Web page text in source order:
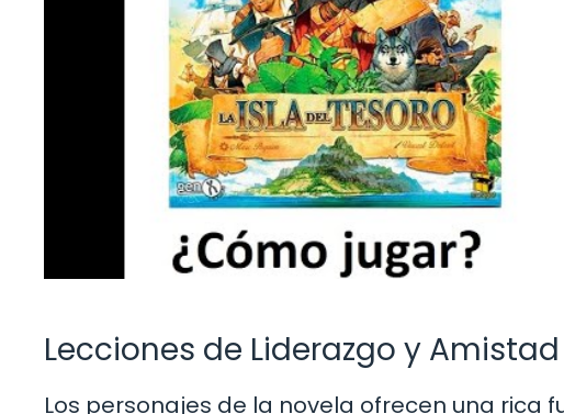
Lecciones de Liderazgo y Amistad
Los personajes de la novela ofrecen una rica